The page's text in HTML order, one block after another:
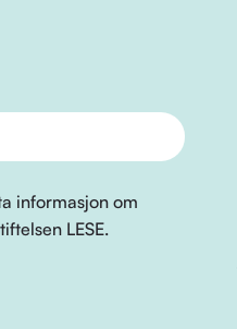
informasjon om
LESE.